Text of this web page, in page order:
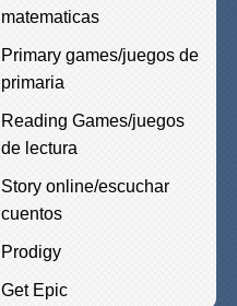
matematicas
Primary games/juegos de
primaria
Reading Games/juegos
de lectura
Story online/escuchar
cuentos
Prodigy
Get Epic